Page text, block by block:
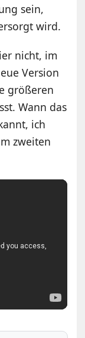
sein,
wird.
nicht, im
Version
größeren
Wann das
ich
zweiten